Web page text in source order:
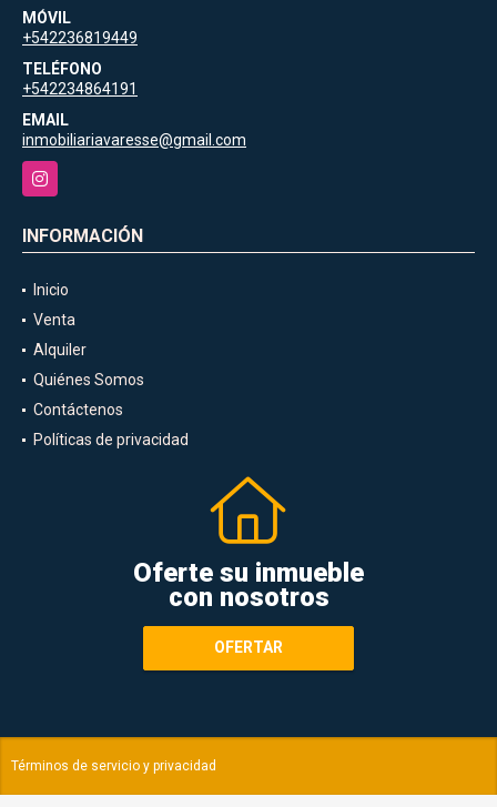
MÓVIL
+542236819449
TELÉFONO
+542234864191
EMAIL
inmobiliariavaresse@gmail.com
Instagram
INFORMACIÓN
Inicio
Venta
Alquiler
Quiénes Somos
Contáctenos
Políticas de privacidad
Oferte su inmueble
con nosotros
OFERTAR
Términos de servicio y privacidad